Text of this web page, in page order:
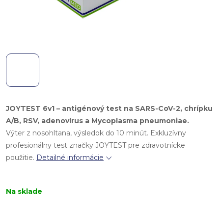
JOYTEST 6v1 – antigénový test na SARS-CoV-2, chrípku
A/B, RSV, adenovírus a Mycoplasma pneumoniae.
Výter z nosohltana, výsledok do 10 minút. Exkluzívny
profesionálny test značky JOYTEST pre zdravotnícke
použitie. Detailné informácie
Na sklade